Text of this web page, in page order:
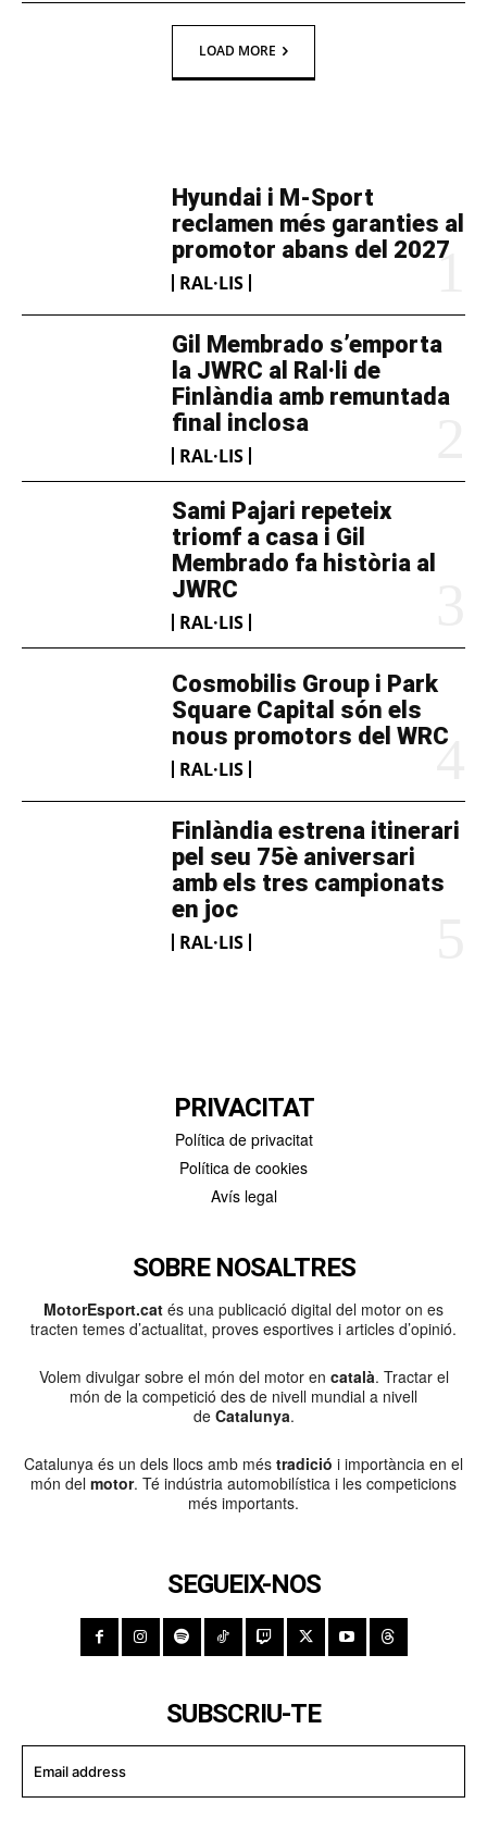
LOAD MORE
Hyundai i M-Sport
reclamen més garanties al
promotor abans del 2027
RAL·LIS
Gil Membrado s’emporta
la JWRC al Ral·li de
Finlàndia amb remuntada
final inclosa
RAL·LIS
Sami Pajari repeteix
triomf a casa i Gil
Membrado fa història al
JWRC
RAL·LIS
Cosmobilis Group i Park
Square Capital són els
nous promotors del WRC
RAL·LIS
Finlàndia estrena itinerari
pel seu 75è aniversari
amb els tres campionats
en joc
RAL·LIS
PRIVACITAT
Política de privacitat
Política de cookies
Avís legal
SOBRE NOSALTRES
MotorEsport.cat és una publicació digital del motor on es
tracten temes d’actualitat, proves esportives i articles d’opinió.
Volem divulgar sobre el món del motor en català. Tractar el
món de la competició des de nivell mundial a nivell
de Catalunya.
Catalunya és un dels llocs amb més tradició i importància en el
món del motor. Té indústria automobilística i les competicions
més importants.
SEGUEIX-NOS
SUBSCRIU-TE